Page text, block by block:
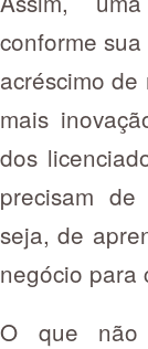
conforme
acréscimo
mais
dos
precisam
seja, de
negócio para
O que